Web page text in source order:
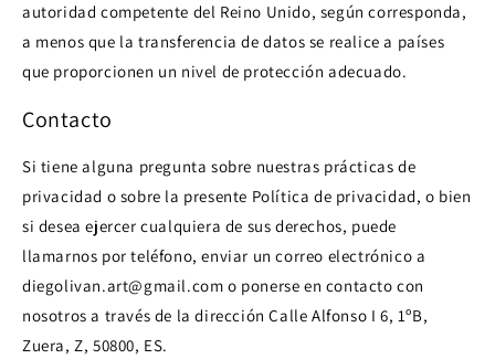
autoridad competente del Reino Unido, según corresponda,
a menos que la transferencia de datos se realice a países
que proporcionen un nivel de protección adecuado.
Contacto
Si tiene alguna pregunta sobre nuestras prácticas de
privacidad o sobre la presente Política de privacidad, o bien
si desea ejercer cualquiera de sus derechos, puede
llamarnos por teléfono, enviar un correo electrónico a
diegolivan.art@gmail.com o ponerse en contacto con
nosotros a través de la dirección Calle Alfonso I 6, 1ºB,
Zuera, Z, 50800, ES.